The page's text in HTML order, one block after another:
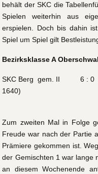
behält der SKC die
Spielen weiterhin aus
erspielen. Doch bis dahin
Spiel um Spiel gilt
Bezirksklasse A
SKC Berg gem. II 6 : 0
1640)
Zum zweiten Mal in Folge
Freude war nach der Partie
Prämiere gekommen ist.
der Gemischten 1 war lange
an diesem Wochenende